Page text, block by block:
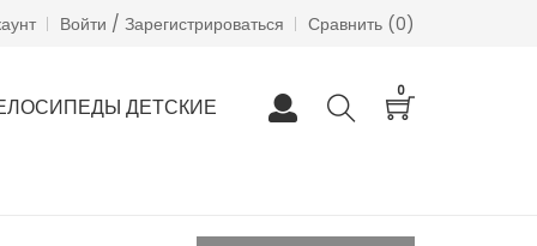
Войти / Зарегистрироваться Сравнить (0)
ДЕТСКИЕ
0